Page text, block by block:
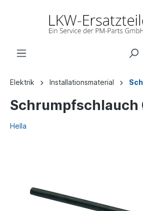
Elektrik Installationsmaterial
Schrumpfschlauch
Hella